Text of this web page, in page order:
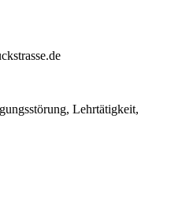
Lehrtätigkeit,